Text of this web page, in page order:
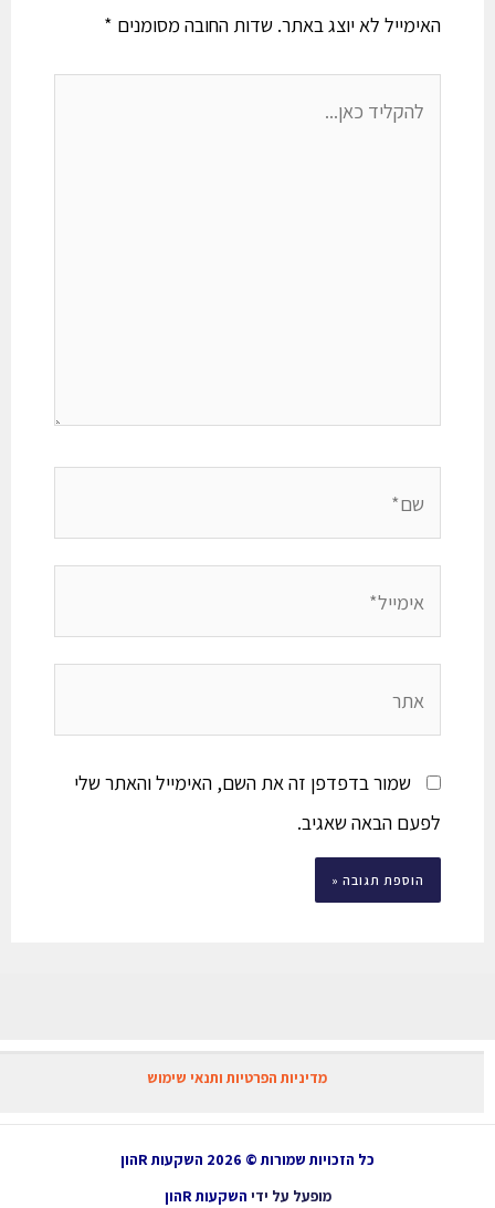
האימייל לא יוצג באתר.שדות החובה מסומנים*
שמור בדפדפן זה את השם, האימייל והאתר שלי
לפעם הבאה שאגיב.
מדיניות הפרטיות ותנאי שימוש
כל הזכויות שמורות © 2026 השקעות Rהון
מופעל על ידיהשקעות Rהון